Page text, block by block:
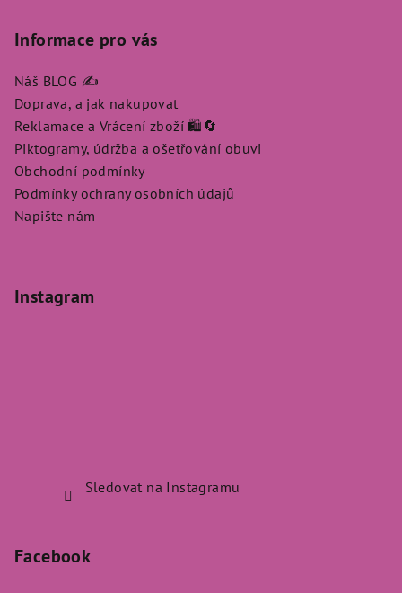
Informace pro vás
Náš BLOG ✍️
Doprava, a jak nakupovat
Reklamace a Vrácení zboží 🛍️🔄
Piktogramy, údržba a ošetřování obuvi
Obchodní podmínky
Podmínky ochrany osobních údajů
Napište nám
Instagram
Sledovat na Instagramu
Facebook